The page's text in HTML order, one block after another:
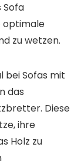
Sofa
optimale
zu wetzen.
bei Sofas mit
das
Diese
ihre
Holz zu